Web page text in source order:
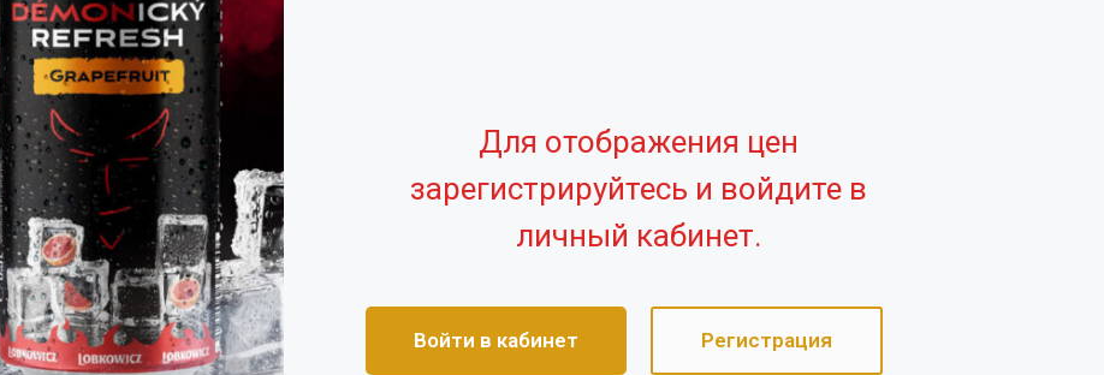
Для отображения цен
зарегистрируйтесь и войдите в
личный кабинет.
Войти в кабинет Регистрация